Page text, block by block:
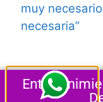
muy
necesaria”